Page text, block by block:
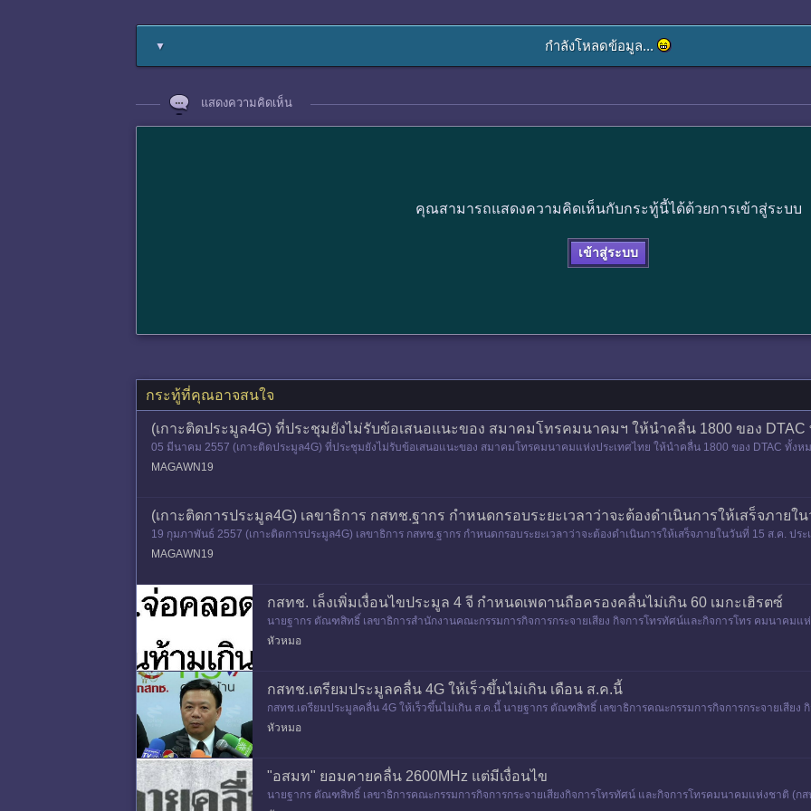
▼ กำลังโหลดข้อมูล...
แสดงความคิดเห็น
คุณสามารถแสดงความคิดเห็นกับกระทู้นี้ได้ด้วยการเข้าสู่ระบบ
เข้าสู่ระบบ
กระทู้ที่คุณอาจสนใจ
(เกาะติดประมูล4G) ที่ประชุมยังไม่รับข้อเสนอแนะของ สมาคมโทรคมนาคมฯ ให้นำคลื่น 1800 ของ DTAC
05 มีนาคม 2557 (เกาะติดประมูล4G) ที่ประชุมยังไม่รับข้อเสนอแนะของ สมาคมโทรคมนาคมแห่งประเทศไทย ให้นำคลื่น 1800 ของ DTAC ทั้งห
นช่วงเมษายน ประเด็นหลัก
MAGAWN19
(เกาะติดการประมูล4G) เลขาธิการ กสทช.ฐากร กำหนดกรอบระยะเวลาว่าจะต้องดำเนินการให้เสร็จภายใ
19 กุมภาพันธ์ 2557 (เกาะติดการประมูล4G) เลขาธิการ กสทช.ฐากร กำหนดกรอบระยะเวลาว่าจะต้องดำเนินการให้เสร็จภายในวันที่ 15 ส.ค. ป
จการกระจายเสียง กิจกา
MAGAWN19
กสทช. เล็งเพิ่มเงื่อนไขประมูล 4 จี กำหนดเพดานถือครองคลื่นไม่เกิน 60 เมกะเฮิรตซ์
นายฐากร ตัณฑสิทธิ์ เลขาธิการสำนักงานคณะกรรมการกิจการกระจายเสียง กิจการโทรทัศน์และกิจการโทร คมนาคมแ
ารประมูลคลื่นความถี่ 4 จีของคลื่น 1800 เมกะเฮิรตซ
หัวหมอ
กสทช.เตรียมประมูลคลื่น 4G ให้เร็วขึ้นไม่เกิน เดือน ส.ค.นี้
กสทช.เตรียมประมูลคลื่น 4G ให้เร็วขึ้นไม่เกิน ส.ค.นี้ นายฐากร ตัณฑสิทธิ์ เลขาธิการคณะกรรมการกิจการกระจายเสีย
ทช. เปิดเผยว่า ในวันที่ 4 มี.ค. จะมีการป
หัวหมอ
"อสมท" ยอมคายคลื่น 2600MHz แต่มีเงื่อนไข
นายฐากร ตัณฑสิทธิ์ เลขาธิการคณะกรรมการกิจการกระจายเสียงกิจการโทรทัศน์ และกิจการโทรคมนาคมแห่งชาติ (ก